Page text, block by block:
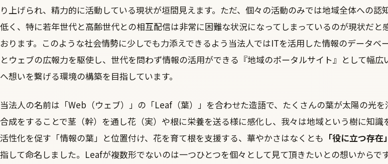
り上げられ、精力的に活動している現状が垣間見えます。ただ、個々の活動のみでは地域全体への認
低く、特に若年世代と高齢世代との相互配信は非常に困難な状況になってしまっているのが現状だと
おります。このような社会情勢に少しでも力添えできるよう当法人ではITを活用した情報のデータベ
とウェブの広報力を駆使し、世代を問わず情報の活用ができる『地域のポータルサイト』として幅広
へ想いを繋げる環境の構築を目指しています。
当法人の名前は「Web（ウェブ）」の「Leaf（葉）」を合わせた造語で、たくさんの葉が太陽の光を
合成をすることで茎（幹）を通し花（実）や根に栄養を送る様に感化し、我々は地域という樹に知識
活性化を促す「情報の葉」と位置付け、花を育て根を支援する、華やかさはなくとも 「役に立つ存在」
指して命名しました。Leafが複数形でないのは一つひとつを個々として見て頂きたいとの想いからで